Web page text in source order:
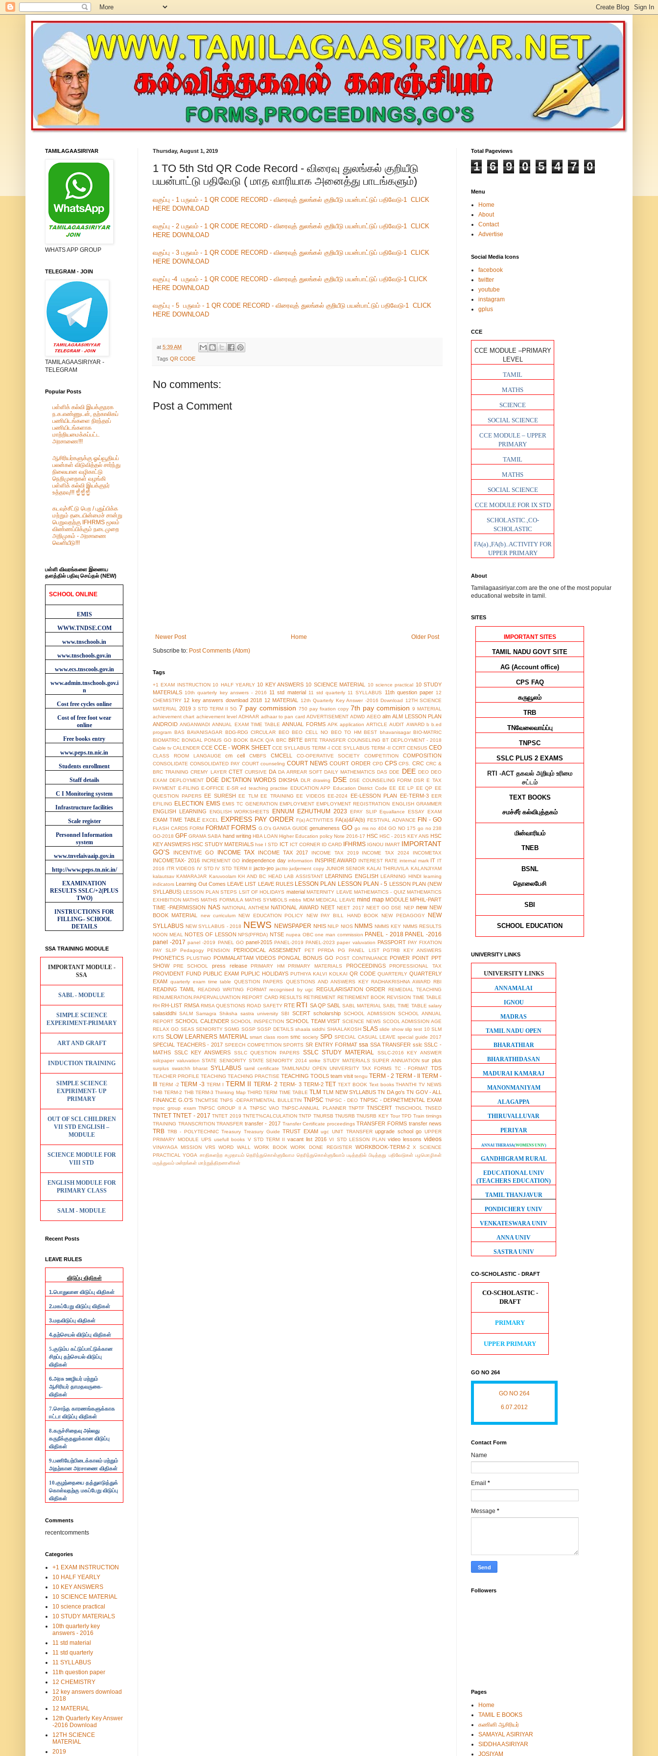
Thursday, August 1, 2019
1 TO 5th Std QR Code Record - விரைவு துலங்கல் குறியீடு
பயன்பாட்டு பதிவேடு ( மாத வாரியாக அனைத்து பாடங்களும்)
வகுப்பு - 1 பருவம் - 1 QR CODE RECORD - விரைவுத் துலங்கல் குறியீடு பயன்பாட்டுப் பதிவேடு-1 CLICK
HERE DOWNLOAD
வகுப்பு - 2 பருவம் - 1 QR CODE RECORD - விரைவுத் துலங்கல் குறியீடு பயன்பாட்டுப் பதிவேடு-1 CLICK
HERE DOWNLOAD
வகுப்பு - 3 பருவம் - 1 QR CODE RECORD - விரைவுத் துலங்கல் குறியீடு பயன்பாட்டுப் பதிவேடு-1 CLICK
HERE DOWNLOAD
வகுப்பு -4 பருவம் - 1 QR CODE RECORD - விரைவுத் துலங்கல் குறியீடு பயன்பாட்டுப் பதிவேடு-1 CLICK
HERE DOWNLOAD
வகுப்பு - 5 பருவம் - 1 QR CODE RECORD - விரைவுத் துலங்கல் குறியீடு பயன்பாட்டுப் பதிவேடு-1 CLICK
HERE DOWNLOAD
at 5:39 AM
Tags QR CODE
No comments:
Post a Comment
Newer Post Older Post
Home
Subscribe to: Post Comments (Atom)
Tags
+1 EXAM INSTRUCTION 10 HALF YEARLY 10 KEY ANSWERS 10 SCIENCE MATERIAL 10 science practical 10 STUDY
MATERIALS 10th quarterly key answers - 2016 11 std material 11 std quarterly 11 SYLLABUS 11th question paper 12
CHEMISTRY 12 key answers download 2018 12 MATERIAL 12th Quarterly Key Answer -2016 Download
12TH SCIENCE
MATERIAL
2019 3 STD TERM II 5G 7 pay commission 750 pay fixation copy 7th pay commision 9 MATERIAL
achievement chart achievement level ADHAAR adhaar to pan card ADVERTISEMENT ADWD AEEO alm ALM LESSON PLAN
ANDROID ANGANWADI ANNUAL EXAM TIME TABLE ANNUAL FORMS APK application ARTICLE AUDIT AWARD b b.ed
program BAS BAVANISAGAR BDG-RDG CIRCULAR BEO BEO CELL NO BEO TO HM BEST bhavanisagar BIO-MATRIC
BIOMATRIC BONGAL PONUS GO BOOK BACK Q/A BRC BRTE BRTE TRANSFER COUNSELING BT DEPLOYMENT - 2018
Cable tv CALENDER CCE CCE - WORK SHEET CCE SYLLABUS TERM -I CCE SYLLABUS TERM -II CCRT CENSUS CEO
CLASS ROOM LANGAUGE cm cell CMBFS CMCELL CO-OPERATIVE SOCIETY COMPETITION COMPOSITION
CONSOLIDATE CONSOLIDATED PAY COURT counseling COURT NEWS COURT ORDER CPD CPS CPS. CRC CRC &
BRC TRAINING CREMY LAYER CTET CURSIVE DA DA ARREAR SOFT DAILY MATHEMATICS DAS DDE DEE DEO DEO
EXAM DEPLOYMENT DGE DICTATION WORDS DIKSHA DLR drawing DSE DSE COUNSELING FORM DSR E TAX
PAYMENT E-FILING E-OFFICE E-SR ed teaching practise EDUCATION APP Education District Code EE EE LP EE QP EE
QUESTION PAPERS
EE SURESH EE TLM EE TRAINING EE VIDEOS EE-2024 EE-LESSON PLAN EE-TERM-3 EER
EFILING
ELECTION EMIS EMIS TC GENERATION EMPLOYMENT EMPLOYMENT REGISTRATION ENGLISH GRAMMER
ENGLISH LEARNING ENGLISH WORKSHEETS ENNUM EZHUTHUM 2023 EPAY SLIP Equallance ESSAY EXAM
EXAM TIME TABLE EXCEL EXPRESS PAY ORDER F(a) ACTIVITIES FA(a)&FA(b) FESTIVAL ADVANCE FIN - GO
FLASH CARDS FORM FORMAT FORMS G.O's GANGA GUIDE genuineness GO go ms no 404 GO NO 175 go no 238
GO-2018 GPF GRAMA SABA hand writing HBA LOAN Higher Education policy Note 2016-17 HSC HSC - 2015 KEY ANS HSC
KEY ANSWERS HSC STUDY MATERIALS hse I STD ICT ICT CORNER ID CARD IFHRMS IGNOU IMART IMPORTANT
GO'S
INCENTIVE GO INCOME TAX INCOME TAX 2017 INCOME TAX 2019 INCOME TAX 2024 INCOMETAX
INCOMETAX- 2016 INCREMENT GO independence day information INSPIRE AWARD INTEREST RATE internal mark IT IT
2016 ITR VIDEOS IV STD IV STD TERM II jacto-jeo jactto judjement copy JUNIOR SENIOR KALAI THIRUVILA KALANJIYAM
kalautsav KAMARAJAR Karuvoolam KH AND BC HEAD LAB ASSISTANT LEARNING ENGLISH LEARNING HINDI learning
indicators Learning Out Comes LEAVE LIST LEAVE RULES LESSON PLAN LESSON PLAN - 5 LESSON PLAN (NEW
SYLLABUS) LESSON PLAN STEPS LSIT OF HOLIDAYS material MATERNITY LEAVE MATHEMATICS - QUIZ MATHEMATICS
EXHIBITION MATHS MATHS FORMULA MATHS SYMBOLS mbbs MDM MEDICAL LEAVE mind map MODULE MPHIL-PART
TIME -PAERMISSION
NAS NATIONAL ANTHEM NATIONAL AWARD NEET NEET 2017 NEET GO DSE NEP new NEW
BOOK MATERIAL
new curriculum NEW EDUCATION POLICY NEW PAY BILL HAND BOOK NEW PEDAGOGY
NEW
SYLLABUS NEW SYLLABUS - 2018 NEWS NEWSPAPER NHIS NILP NIOS NMMS NMMS KEY NMMS RESULTS
NOON MEAL
NOTES OF LESSON NPS(PFRDA) NTSE nupea OBC one man commission PANEL - 2018 PANEL -2016
panel -2017 panel -2019 PANEL GO panel-2015 PANEL-2019 PANEL-2023 paper valuvation PASSPORT PAY FIXATION
PAY SLIP
Pedagogy PENSION PERIODICAL ASSESMENT PET PFRDA PG PANEL LIST PGTRB KEY ANSWERS
PHONETICS PLUSTWO POMMALATTAM VIDEOS PONGAL BONUS GO POST CONTINUANCE POWER POINT PPT
SHOW
PRE SCHOOL press release PRIMARY HM PRIMARY MATERIALS PROCEEDINGS PROFESSIONAL TAX
PROVIDENT FUND PUBLIC EXAM PUPLIC HOLIDAYS PUTHIYA KALVI KOLKAI QR CODE QUARTERLY QUARTERLY
EXAM quarterly exam time table QUESTION PAPERS QUESTIONS AND ANSWERS KEY RADHAKRISHNA AWARD RBI
READING TAMIL READING WRITING FORMAT recognised by ugc REGULARISATION ORDER
REMEDIAL TEACHING
RENUMERATION.PAPERVALUVATION REPORT CARD RESULTS RETIREMENT RETIREMENT BOOK REVISION TIME TABLE
RH RH-LIST RMSA RMSA QUESTIONS ROAD SAFETY RTE RTI SA QP SABL SABL MATERIAL SABL TIME TABLE salary
salasiddhi SALM Samagra Shiksha sastra university SBI SCERT scholarship SCHOOL ADMISSION SCHOOL ANNUAL
REPORT SCHOOL CALENDER SCHOOL INSPECTION SCHOOL TEAM VISIT SCIENCE NEWS SCOOL ADMISSION AGE
RELAX GO SEAS SENIORITY SGMG SGSP SGSP DETAILS shaala siddhi SHAALAKOSH SLAS slide show slip test 10 SLM
KITS SLOW LEARNERS MATERIAL smart class room smc society SPD SPECIAL CASUAL LEAVE special guide 2017
SPECIAL TEACHERS - 2017 SPEECH COMPETITION SPORTS SR ENTRY FORMAT ssa SSA TRANSFER sslc SSLC -
MATHS SSLC KEY ANSWERS SSLC QUESTION PAPERS SSLC STUDY MATERIAL
SSLC-2016 KEY ANSWER
sslcpaper valuvation STATE SENIORITY STATE SENIORITY 2014 strike STUDY MATERIALS SUPER ANNUATION sur plus
surplus swatchh bharat SYLLABUS tamil certificate TAMILNADU OPEN UNIVERSITY TAX FORMS TC - FORMAT TDS
TEACHER PROFILE TEACHING TEACHING PRACTISE TEACHING TOOLS team visit tengu TERM - 2 TERM - II
TERM -
TERM -2 TERM -3 TERM I TERM II TERM- 2 TERM- 3 TERM-2 TET TEXT BOOK Text books THANTHI TV NEWS
THB TERM-2 THB TERM-3 Thinking Map THIRD TERM TIME TABLE TLM TLM NEW SYLLABUS TN DA go's TN GOV - ALL
FINANCE G.O'S TNCMTSE TNPS -DEPARTMENTAL BULLETIN TNPSC TNPSC - DEO TNPSC - DEPAETMENTAL EXAM
tnpsc group exam TNPSC GROUP II A TNPSC VAO TNPSC-ANNUAL PLANNER TNPTF TNSCERT TNSCHOOL TNSED
TNTET TNTET - 2017 TNTET 2019 TNTET%CALCULATION TNTP TNURSB TNUSRB TNUSRB KEY Tour TPD Train timings
TRAINING TRANSCRITION TRANSFER transfer - 2017 Transfer Certificate proceedings TRANSFER FORMS transfer news
TRB TRB - POLYTECHNIC Treasury Treasury Guide TRUST EXAM ugc UNIT TRANSFER upgrade school go UPPER
PRIMARY MODULE UPS usefull books V STD TERM II vacant list 2016 VI STD LESSON PLAN video lessons videos
VINAYAGA MISSION VRS WORD WALL WORK BOOK WORK DONE REGISTER WORKBOOK-TERM-2
X SCIENCE
PRACTICAL
YOGA சாதிகளற்ற சமுதாயம் தெரிந்துகொள்ளுவோம தெரிந்துகொள்ளுவோம் படித்ததில் பிடித்தது பதிவேடுகள் பழமொழிகள்
மருத்துவம் மன்றங்கள் மாற்றுத்திறனாளிகள்
TAMILAGAASIRIYAR
WHATS APP GROUP
TELEGRAM - JOIN
TAMILAGAASIRIYAR -
TELEGRAM
Popular Posts
பள்ளிக் கல்வி இயக்குநரக
ந.க.எண்ணுடன், தற்காலிகப்
பணியிடங்களை நிரந்தரப்
பணியிடங்களாக
மாற்றியமைக்கப்பட்ட
அரசாணை!!!
ஆசிரியர்களுக்கு ஓய்வூதியப்
பலன்கள் விடுவித்தல் சார்ந்து
நிலையான வழிகாட்டு
நெறிமுறைகள் வழங்கி
பள்ளிக் கல்வி இயக்குநர்
உத்தரவு!!! ☝️☝️☝️
கடவுச்சீட்டு பெற / புதுப்பிக்க
மற்றும் தடையின்மைச் சான்று
பெறுவதற்கு IFHRMS மூலம்
விண்ணப்பிக்கும் நடைமுறை
அறிமுகம் - அரசாணை
வெளியீடு!!!
பள்ளி விவரங்களை இணைய
தளத்தில் பதிவு செய்தல் (NEW)
SCHOOL ONLINE
EMIS
WWW.TNDSE.COM
www.tnschools.in
www.tnschools.gov.in
www.ecs.tnscools.gov.in
www.admin.tnschools.gov.i
n
Cost free cycles online
Cost of free foot wear
online
Free books entry
www.peps.tn.nic.in
Students enrollment
Staff details
C I Monitoring system
Infrastructure facilities
Scale register
Personnel Information
system
www.tnvelaivaaip.gov.in
http://www.peps.tn.nic.in/
EXAMINATION
RESULTS SSLC/+2(PLUS
TWO)
INSTRUCTIONS FOR
FILLING– SCHOOL
DETAILS
SSA TRAINING MODULE
IMPORTANT MODULE -
SSA
SABL - MODULE
SIMPLE SCIENCE
EXPERIMENT-PRIMARY
ART AND GRAFT
INDUCTION TRAINING
SIMPLE SCIENCE
EXPIRIMENT- UP
PRIMARY
OUT OF SCL CHILDREN
VII STD ENGLISH –
MODULE
SCIENCE MODULE FOR
VIII STD
ENGLISH MODULE FOR
PRIMARY CLASS
SALM - MODULE
Recent Posts
LEAVE RULES
விடுப்பு விதிகள்
1.பொதுவான விடுப்பு விதிகள்
2.மகப்பேறு விடுப்பு விதிகள்
3.மதவிடுப்பு விதிகள்
4.தற்செயல் விடுப்பு விதிகள்
5.குடும்ப கட்டுப்பாட்டுக்கான
சிறப்பு தற்செயல் விடுப்பு
விதிகள்
6.அரசு ஊழியர் மற்றும்
ஆசிரியர் தாமதவருகை-
விதிகள்
7.சொந்த காரணங்களுக்காக
ஈட்டா விடுப்பு விதிகள்
8.கருச்சிதைவு அல்லது
கருநீக்குதலுக்கான விடுப்பு
விதிகள்
9.பணியேற்பிடைக்காலம் மற்றும்
அதற்கான அரசாணை விதிகள்
10.குழந்தையை தத்துஎடுத்துக்
கொள்வதற்கு மகப்பேறு விடுப்பு
விதிகள்
Comments
recentcomments
Categories
+1 EXAM INSTRUCTION
10 HALF YEARLY
10 KEY ANSWERS
10 SCIENCE MATERIAL
10 science practical
10 STUDY MATERIALS
10th quarterly key
answers - 2016
11 std material
11 std quarterly
11 SYLLABUS
11th question paper
12 CHEMISTRY
12 key answers download
2018
12 MATERIAL
12th Quarterly Key Answer
-2016 Download
12TH SCIENCE
MATERIAL
2019
Total Pageviews
1 6 9 0 5 4 7 0
Menu
Home
About
Contact
Advertise
Social Media Icons
facebook
twitter
youtube
instagram
gplus
CCE
CCE MODULE –PRIMARY
LEVEL
TAMIL
MATHS
SCIENCE
SOCIAL SCIENCE
CCE MODULE – UPPER
PRIMARY
TAMIL
MATHS
SOCIAL SCIENCE
CCE MODULE FOR IX STD
SCHOLASTIC.,CO-
SCHOLASTIC
FA(a).,FA(b)..ACTIVITY FOR
UPPER PRIMARY
About
Tamilagaasiriyar.com are the one of the most popular
educational website in tamil.
SITES
IMPORTANT SITES
TAMIL NADU GOVT SITE
AG (Account office)
CPS FAQ
கருவூலம்
TRB
TNவேலைவாய்ப்பு
TNPSC
SSLC PLUS 2 EXAMS
RTI -ACT தகவல் அறியும் உரிமை
சட்டம்
TEXT BOOKS
சமச்சீர் கல்விபுத்தகம்
மின்வாரியம்
TNEB
BSNL
தொலைபேசி
SBI
SCHOOL EDUCATION
UNIVERSITY LINKS
UNIVERSITY LINKS
ANNAMALAI
IGNOU
MADRAS
TAMIL NADU OPEN
BHARATHIAR
BHARATHIDASAN
MADURAI KAMARAJ
MANONMANIYAM
ALAGAPPA
THIRUVALLUVAR
PERIYAR
ANNAI THERASA(WOMENS UNIV)
GANDHIGRAM RURAL
EDUCATIONAL UNIV
(TEACHERS EDUCATION)
TAMIL THANJAVUR
PONDICHERY UNIV
VENKATESWARA UNIV
ANNA UNIV
SASTRA UNIV
CO-SCHOLASTIC - DRAFT
CO-SCHOLASTIC -
DRAFT
PRIMARY
UPPER PRIMARY
GO NO 264
GO NO 264
6.07.2012
Contact Form
Name
Email *
Message *
Followers
Pages
Home
TAMIL E BOOKS
கணினி ஆசிரியர்
SAMAYAL ASIRIYAR
SIDDHA ASIRIYAR
JOSIYAM